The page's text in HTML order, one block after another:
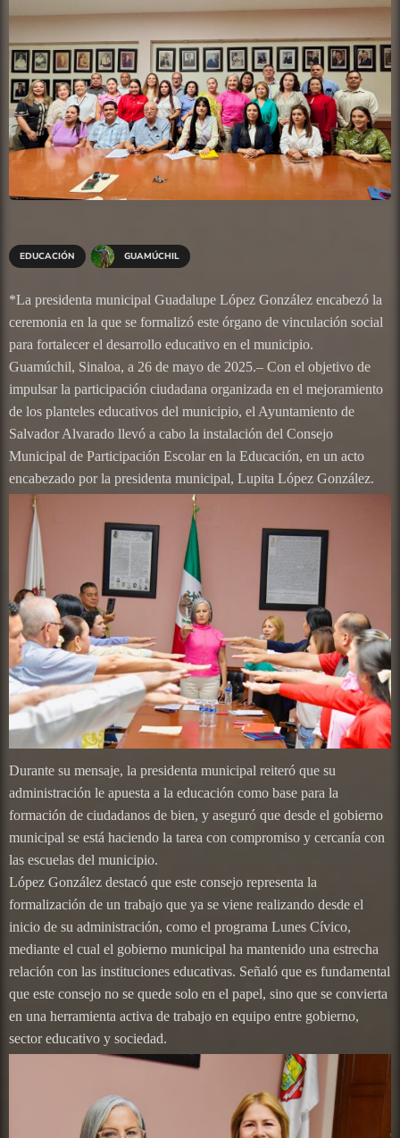
EDUCACIÓN GUAMÚCHIL
*La presidenta municipal Guadalupe López González encabezó la
ceremonia en la que se formalizó este órgano de vinculación social
para fortalecer el desarrollo educativo en el municipio.
Guamúchil, Sinaloa, a 26 de mayo de 2025.– Con el objetivo de
impulsar la participación ciudadana organizada en el mejoramiento
de los planteles educativos del municipio, el Ayuntamiento de
Salvador Alvarado llevó a cabo la instalación del Consejo
Municipal de Participación Escolar en la Educación, en un acto
encabezado por la presidenta municipal, Lupita López González.
Durante su mensaje, la presidenta municipal reiteró que su
administración le apuesta a la educación como base para la
formación de ciudadanos de bien, y aseguró que desde el gobierno
municipal se está haciendo la tarea con compromiso y cercanía con
las escuelas del municipio.
López González destacó que este consejo representa la
formalización de un trabajo que ya se viene realizando desde el
inicio de su administración, como el programa Lunes Cívico,
mediante el cual el gobierno municipal ha mantenido una estrecha
relación con las instituciones educativas. Señaló que es fundamental
que este consejo no se quede solo en el papel, sino que se convierta
en una herramienta activa de trabajo en equipo entre gobierno,
sector educativo y sociedad.